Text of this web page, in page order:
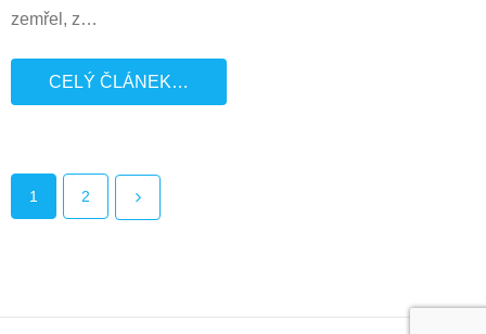
zemřel, z…
CELÝ ČLÁNEK…
1 2